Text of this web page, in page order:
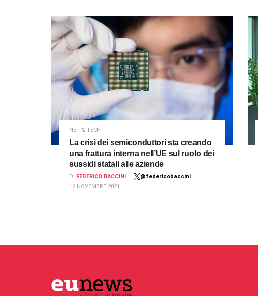
NET & TECH
La crisi dei semiconduttori sta creando
una frattura interna nell’UE sul ruolo dei
sussidi statali alle aziende
DI FEDERICO BACCINI
@federicobaccini
16 NOVEMBRE 2021